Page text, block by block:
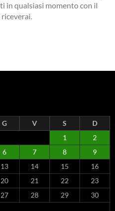
in qualsiasi momento con il
G V S
D
1
2
6 7 8
9
13 14 15
16
20 21 22
23
27 28 29
30